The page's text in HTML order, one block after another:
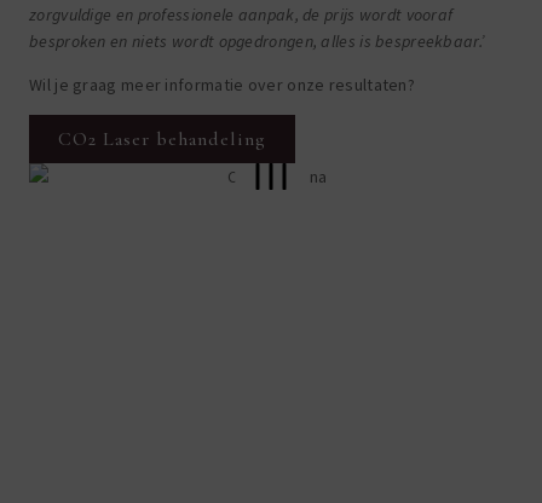
zorgvuldige en professionele aanpak, de prijs wordt vooraf
besproken en niets wordt opgedrongen, alles is bespreekbaar.’
Wil je graag meer informatie over onze resultaten?
CO2 Laser behandeling